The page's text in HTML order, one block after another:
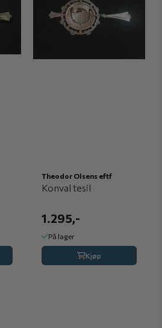
Theodor Olsens eftf
Konval tesil
1.295,-
På lager
Kjøp